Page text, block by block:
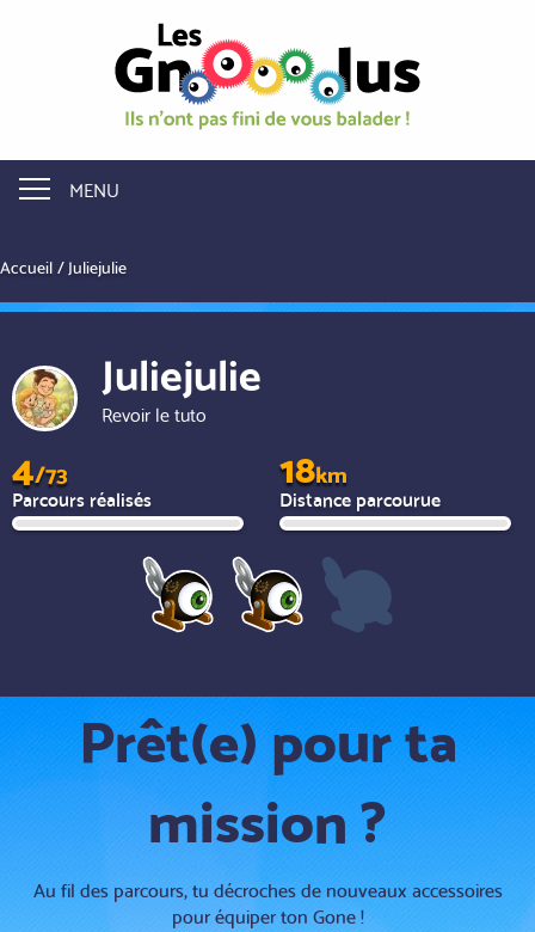
MENU
Accueil Juliejulie
Juliejulie
Revoir le tuto
4/73
Parcours réalisés 18km
Distance parcourue
Prêt(e) pour ta
mission ?
Au fil des parcours, tu décroches de nouveaux accessoires
pour équiper ton Gone !